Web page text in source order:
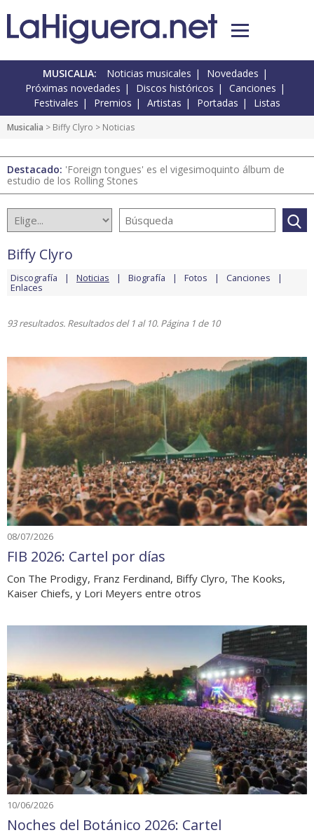
MUSICALIA: Noticias musicales
Novedades
Próximas novedades
Discos históricos
Canciones
Festivales
Premios Artistas Portadas Listas
Musicalia > Biffy Clyro > Noticias
Destacado: 'Foreign tongues' es el vigesimoquinto álbum de
estudio de los Rolling Stones
Biffy Clyro
Discografía Noticias Biografía Fotos Canciones
Enlaces
93 resultados. Resultados del 1 al 10. Página 1 de 10
08/07/2026
FIB 2026: Cartel por días
Con The Prodigy, Franz Ferdinand, Biffy Clyro, The Kooks,
Kaiser Chiefs, y Lori Meyers entre otros
10/06/2026
Noches del Botánico 2026: Cartel